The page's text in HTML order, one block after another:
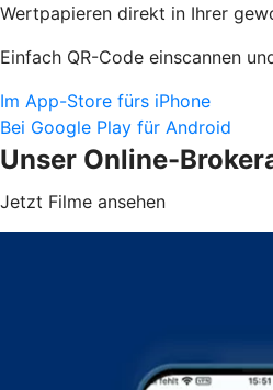
Wertpapieren direkt in Ihrer
Einfach QR-Code einscannen
Im App-Store fürs iPhone
Bei Google Play für Android
Unser Online-
Jetzt Filme ansehen